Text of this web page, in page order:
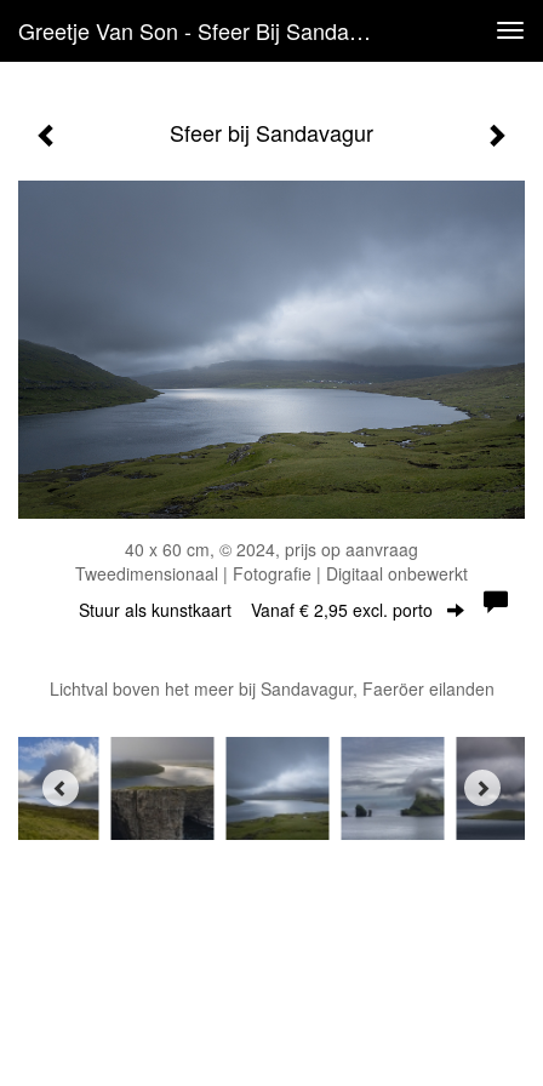
Greetje Van Son - Sfeer Bij Sandavagur
Sfeer bij Sandavagur
40 x 60 cm, © 2024, prijs op aanvraag
Tweedimensionaal | Fotografie | Digitaal onbewerkt
Stuur als kunstkaart Vanaf € 2,95 excl. porto
Lichtval boven het meer bij Sandavagur, Faeröer eilanden